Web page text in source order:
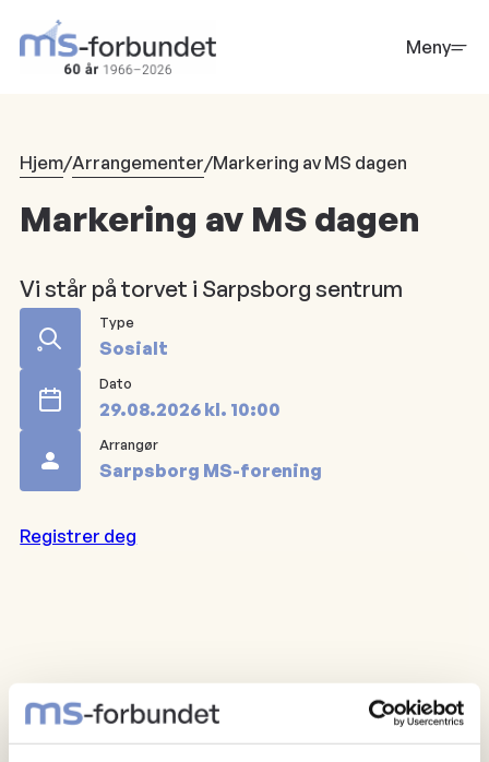
hovedinnhold
Meny
Hjem/Arrangementer/Markering av MS dagen
Markering av MS dagen
Vi står på torvet i Sarpsborg sentrum
Type
Sosialt
Dato
29.08.2026 kl. 10:00
Arrangør
Sarpsborg MS-forening
Registrer deg